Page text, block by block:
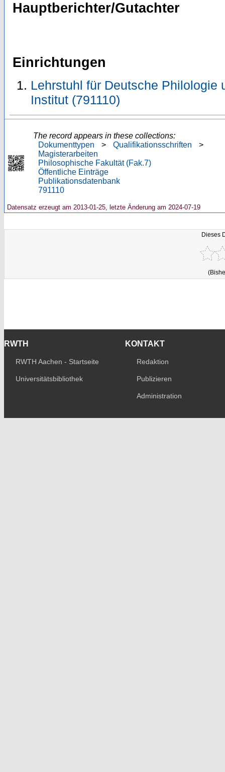
Hauptberichter/Gutachter
Einrichtungen
Lehrstuhl für Deutsche Philologie
Institut (791110)
The record appears in these collections:
Dokumenttypen
> Qualifikationsschriften
>
Magisterarbeiten
Philosophische Fakultät (Fak.7)
Öffentliche Einträge
Publikationsdatenbank
791110
Datensatz erzeugt am 2013-01-25, letzte Änderung am 2024-07-19
Dieses
RWTH
RWTH Aachen - Startseite
Universitätsbibliothek
KONTAKT
Redaktion
Publizieren
Administration